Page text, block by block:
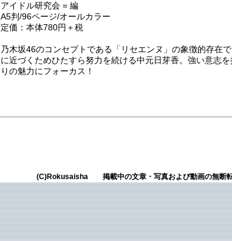
アイドル研究会 = 編
A5判/96ページ/オールカラー
定価：本体780円＋税
乃木坂46のコンセプトである「リセエンヌ」の象徴的存在
に近づくためひたすら努力を続ける中元日芽香。強い意志
りの魅力にフォーカス！
(C)Rokusaisha 掲載中の文章・写真および動画の無断転